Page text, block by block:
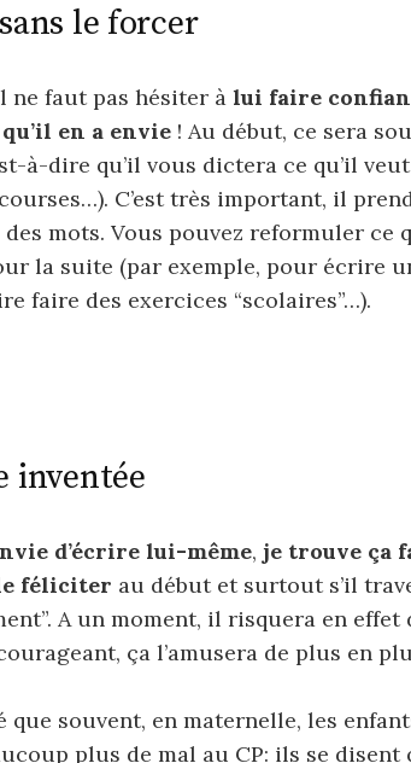
le forcer
ne faut pas hésiter à lui faire
en a envie ! Au début, ce sera
à-dire qu’il vous dictera ce qu’il
C’est très important, il
mots. Vous pouvez reformuler ce
la suite (par exemple, pour écrire
faire des exercices “scolaires”…).
inventée
d’écrire lui-même, je trouve ça
féliciter au début et surtout s’il
A un moment, il risquera en
ça l’amusera de plus en
que souvent, en maternelle, les
plus de mal au CP: ils se disent